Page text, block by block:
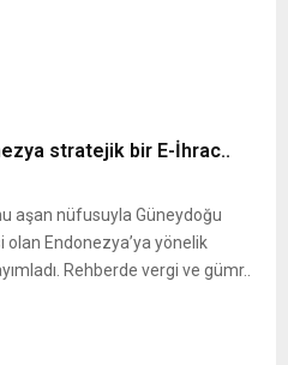
stratejik bir E-İhrac..
aşan nüfusuyla Güneydoğu
olan Endonezya’ya yönelik
Rehberde vergi ve gümr..